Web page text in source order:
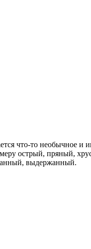
что-то необычное
острый, пряный,
выдержанный.